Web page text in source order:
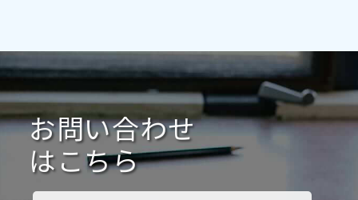
2021年1月 2020年12月 2020年11月
2020年10月 2020年9月 2020年8月
2020年7月 2020年6月 2020年5月
2020年4月 2020年3月 2020年2月
お問い合わせ
はこちら